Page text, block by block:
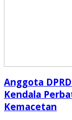
Anggota
Kendala
Kemacetan